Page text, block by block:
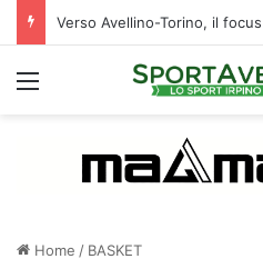
Verso Avellino-Torino, il
Menu
Home / BASKET